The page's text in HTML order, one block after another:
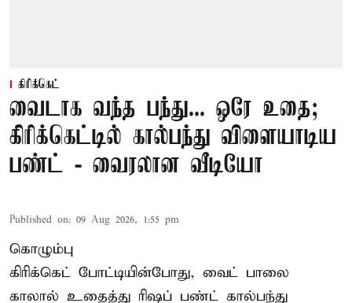
கிரிக்கெட்
வைடாக வந்த பந்து... ஒரே உதை;
கிரிக்கெட்டில் கால்பந்து விளையாடிய
பண்ட் - வைரலான வீடியோ
Published on: 09 Aug 2026, 1:55 pm
கொழும்பு
கிரிக்கெட் போட்டியின்போது, வைட் பாலை
காலால் உதைத்து ரிஷப் பண்ட் கால்பந்து